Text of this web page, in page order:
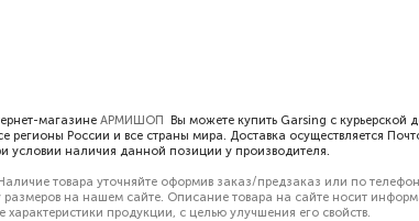
магазине АРМИШОП Вы можете купить Garsing с курьерской
регионы России и все страны мира. Доставка осуществляется
условии наличия данной позиции у производителя.
товара уточняйте оформив заказ/предзаказ или по
размеров на нашем сайте. Описание товара на сайте носит
характеристики продукции, с целью улучшения его свойств.